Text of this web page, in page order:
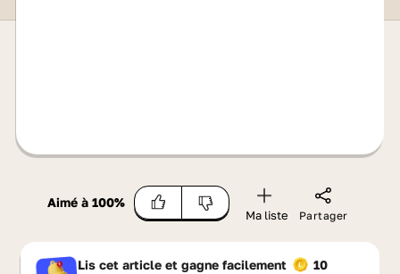
Aimé à 100%
Ma liste Partager
Lis cet article et gagne facilement
10